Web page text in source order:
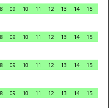
09 10 11 12 13 14
15
09 10 11 12 13 14
15
09 10 11 12 13 14
15
09 10 11 12 13 14
15